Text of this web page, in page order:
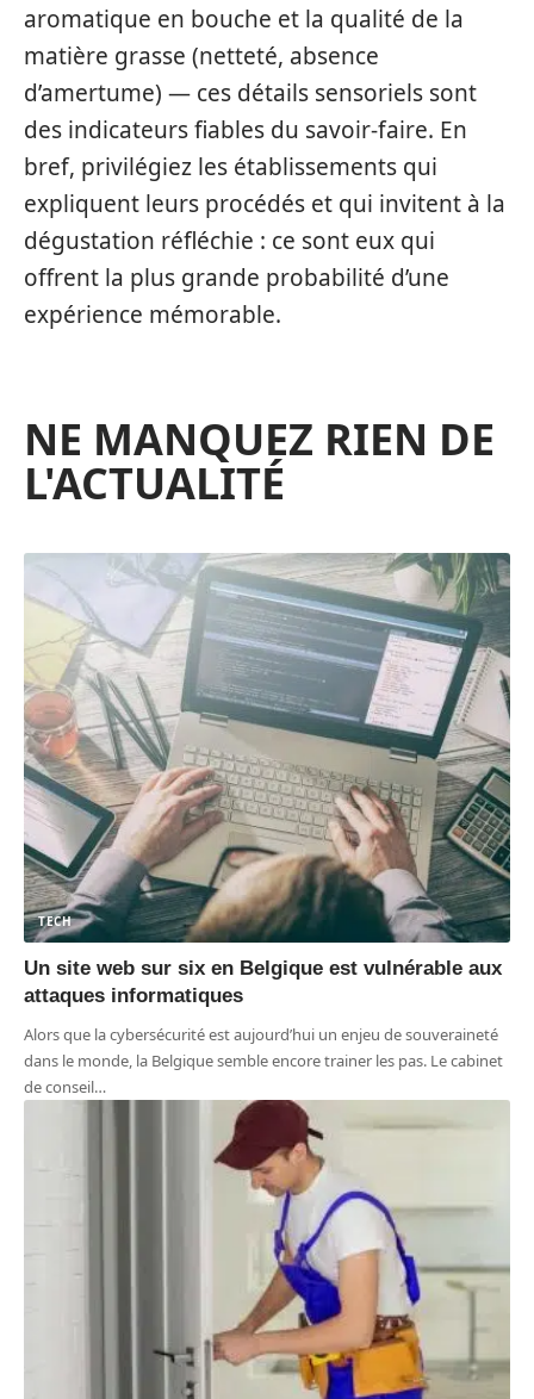
aromatique en bouche et la qualité de la
matière grasse (netteté, absence
d’amertume) — ces détails sensoriels sont
des indicateurs fiables du savoir-faire. En
bref, privilégiez les établissements qui
expliquent leurs procédés et qui invitent à la
dégustation réfléchie : ce sont eux qui
offrent la plus grande probabilité d’une
expérience mémorable.
NE MANQUEZ RIEN DE
L'ACTUALITÉ
TECH
Un site web sur six en Belgique est vulnérable aux
attaques informatiques
Alors que la cybersécurité est aujourd’hui un enjeu de souveraineté
dans le monde, la Belgique semble encore trainer les pas. Le cabinet
de conseil…